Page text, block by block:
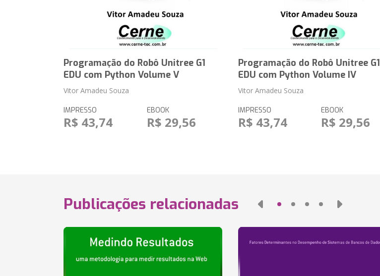
Programação do Robô Unitree G1
EDU com Python Volume V
Vitor Amadeu Souza
IMPRESSO
R$ 43,74
EBOOK
R$ 29,56
Programação do Robô Unitree G1
EDU com Python Volume IV
Vitor Amadeu Souza
IMPRESSO
R$ 43,74
EBOOK
R$ 29,56
Publicações relacionadas